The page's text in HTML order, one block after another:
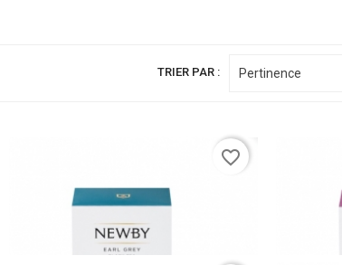
TRIER PAR : Pertinence
favorite_border